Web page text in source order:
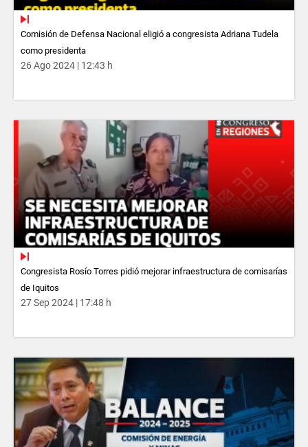
Comisión de Defensa Nacional eligió a congresista Adriana Tudela
como presidenta
26 Ago 2024 | 12:43 h
Congresista Rosío Torres pidió mejorar infraestructura de comisarías
de Iquitos
27 Sep 2024 | 17:48 h